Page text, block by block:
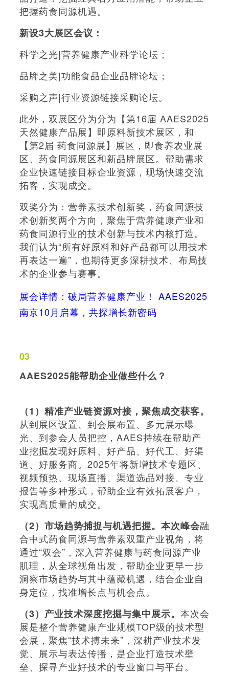
把握药食同源机遇。
新设3大展区会议：
科学之光|营养健康产业科学论坛；
品牌之美|功能食品企业品牌论坛；
采购之声|行业资源链接采购论坛。
此外，双展区分为分为【第16届 AAES2025
天然健康产品展】即原料新技术展区，和
【第2届 药食同源展】展区，即食养农业展
区、药食同源展区和新品牌展区。帮助需求
企业快速链接目标企业资源，现场快速交流
拓客，实现成交。
双奖分为：营养素技术创新奖，药食同源技
术创新奖两个方向，聚焦于营养健康产业和
药食同源行业的技术创新与技术内核打造。
我们认为“所有好原料和好产品都可以用技术
再表达一遍”，也期待更多深耕技术、布局技
术的企业参与赛事。
展会详情： 破局营养健康产业！ AAES2025
南京10月启幕，共探增长新密码
03
AAES2025能帮助企业做些什么？
（1）精准产业链资源对接，聚焦成交获客。
从到展区设置、到会展布置、多元展示曝
光、到参会人员把控，AAES持续在帮助产
业挖掘发现好原料、好产品、好代工、好渠
道、好服务商。2025年将新增技术专题区、
视频预热、现场直播、渠道选品对接、专业
报告等多种形式，帮助企业有效拓展客户，
实现高质量的成交。
（2）市场趋势捕捉与机遇把握。本次峰会融
合中式药食同源与营养素双重产业视角，将
通过“双会”，深入营养健康与药食同源产业
肌理，从全球视角出发，帮助企业更早一步
洞察市场趋势与其中蕴藏机遇，结合企业自
身定位，找准增长点与机会点。
（3）产业技术深度挖掘与集中展示。 本次会
展是整个营养健康产业规模TOP级的技术型
会展，聚焦“技术搏未来”，深耕产业技术发
觉、展示与表达传播，是企业打造技术壁
垒、探寻产业好技术的专业窗口与平台。